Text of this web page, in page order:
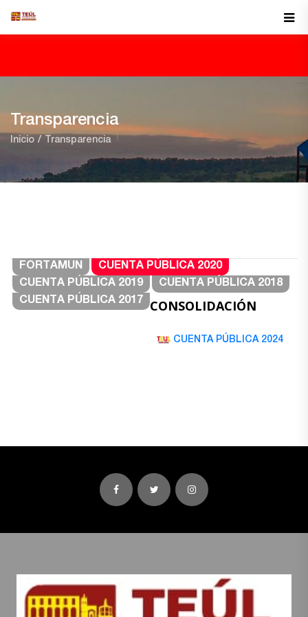
Transparencia
Inicio Transparencia
FORTAMUN
CUENTA PÚBLICA 2020
CUENTA PÚBLICA 2019
CUENTA PÚBLICA 2018
CUENTA PÚBLICA 2017
CONSOLIDACIÓN
CUENTA PÚBLICA 2024